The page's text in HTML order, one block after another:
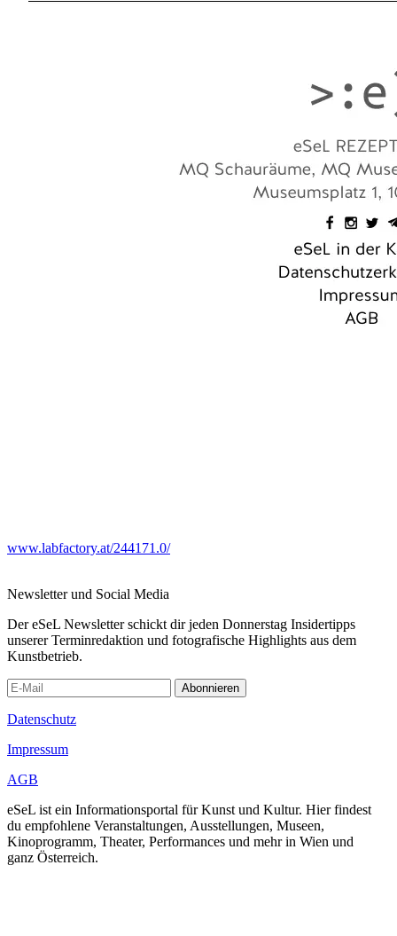
www.labfactory.at/244171.0/
Newsletter und Social Media
Der eSeL Newsletter schickt dir jeden Donnerstag Insidertipps
unserer Terminredaktion und fotografische Highlights aus dem
Kunstbetrieb.
Abonnieren
Datenschutz
Impressum
AGB
eSeL ist ein Informationsportal für Kunst und Kultur. Hier findest
du empfohlene Veranstaltungen, Ausstellungen, Museen,
Kinoprogramm, Theater, Performances und mehr in Wien und
ganz Österreich.